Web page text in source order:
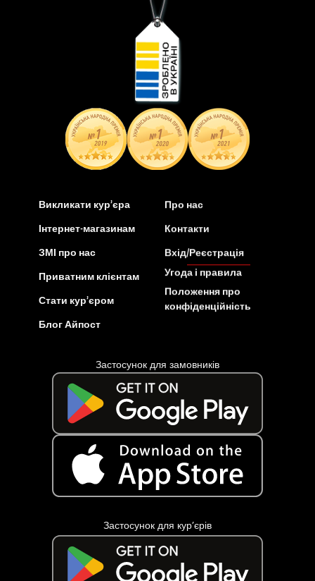
Викликати кур’єра
Інтернет-магазинам
ЗМІ про нас
Приватним клієнтам
Стати кур’єром
Блог Айпост
Про нас
Контакти
Вхід/Реєстрація
Угода і правила
Положення про
конфіденційність
Застосунок для замовників
Застосунок для кур’єрів